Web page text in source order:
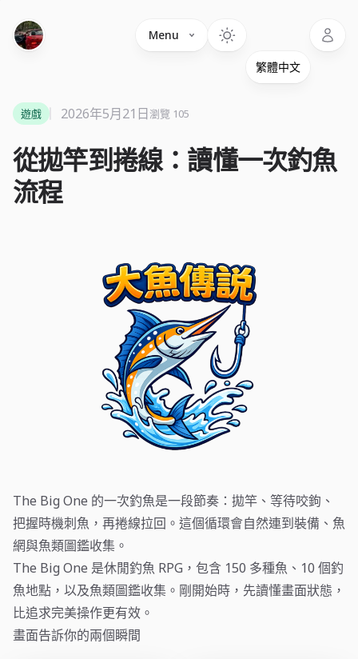
Menu
從拋竿到捲線：讀懂一次釣魚
流程
遊戲 2026年5月21日瀏覽 105
The Big One 的一次釣魚是一段節奏：拋竿、等待咬鉤、
把握時機刺魚，再捲線拉回。這個循環會自然連到裝備、魚
網與魚類圖鑑收集。
The Big One 是休閒釣魚 RPG，包含 150 多種魚、10 個釣
魚地點，以及魚類圖鑑收集。剛開始時，先讀懂畫面狀態，
比追求完美操作更有效。
畫面告訴你的兩個瞬間